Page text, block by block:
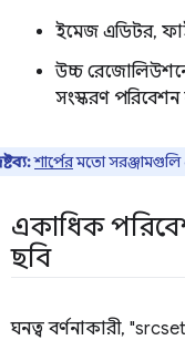
ইমেজ এডিটর,
উচ্চ
সংস্করণ
শার্পেরমতো সরঞ্জামগুলি
একাধিক
ছবি
ঘনত্ব বর্ণনাকারী,